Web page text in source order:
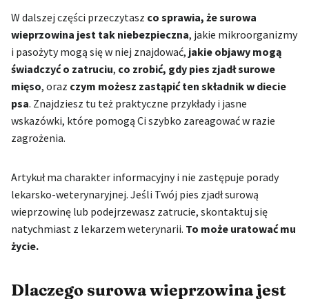
W dalszej części przeczytasz co sprawia, że surowa
wieprzowina jest tak niebezpieczna, jakie mikroorganizmy
i pasożyty mogą się w niej znajdować, jakie objawy mogą
świadczyć o zatruciu, co zrobić, gdy pies zjadł surowe
mięso, oraz czym możesz zastąpić ten składnik w diecie
psa. Znajdziesz tu też praktyczne przykłady i jasne
wskazówki, które pomogą Ci szybko zareagować w razie
zagrożenia.
Artykuł ma charakter informacyjny i nie zastępuje porady
lekarsko-weterynaryjnej. Jeśli Twój pies zjadł surową
wieprzowinę lub podejrzewasz zatrucie, skontaktuj się
natychmiast z lekarzem weterynarii. To może uratować mu
życie.
Dlaczego surowa wieprzowina jest